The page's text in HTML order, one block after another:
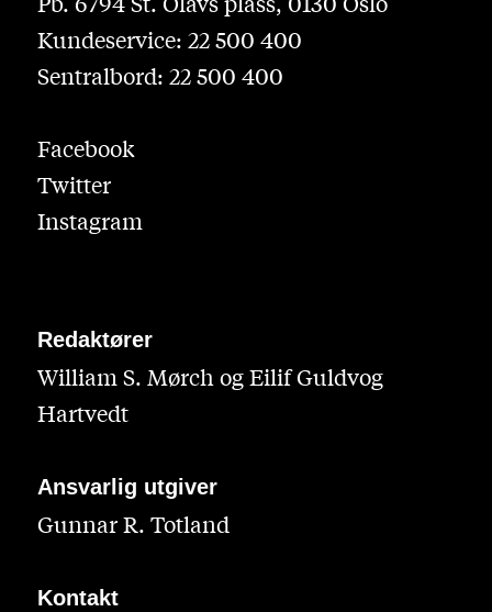
Kundeservice: 22 500 400
Sentralbord: 22 500 400
Facebook
Twitter
Instagram
Redaktører
William S. Mørch og Eilif Guldvog
Hartvedt
Ansvarlig utgiver
Gunnar R. Totland
Kontakt